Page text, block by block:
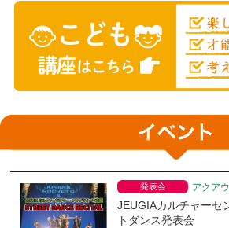
発表会 アクア
JEUGIAカルチャーセ
トダンス発表会